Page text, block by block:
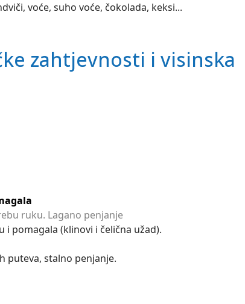
voće, suho voće, čokolada, keksi...
zahtjevnosti i visinska
ruku. Lagano penjanje
pomagala (klinovi i čelična užad).
puteva, stalno penjanje.